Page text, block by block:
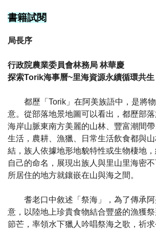
書籍試閱
局長序
行政院農業委員會林務局 林華慶
探索Torik海事曆~里海資源永續循環共生
都歷「Torik」在阿美族語中，是將物
意。從部落地景地圖可以看出，都歷部
海岸山脈東南方美麗的山林、豐富潮間
生活，農耕、漁獵、日常生活飲食都與
結，族人依據地形地貌特性或生物棲地
自己的命名，展現出族人與里山里海密
所居住的地方就鑲嵌在山與海之間。
耆老口中敘述「祭海」，為了傳承阿
意，以陸地上珍貴食物結合豐盛的漁獲
節芒，率領水下獵人吟唱祭海之歌，祈